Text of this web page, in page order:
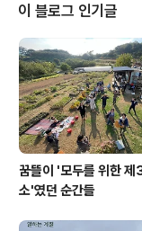
또 이야기를 나누고 싶다'는
았는지 모르실거에요. 말씀
의 고민과 경험을 계속 이
기1; 비마이너 박정수 기자
예전에 노들텃밭에서 장애
경험이 있..
이 블로그 인기글
꿈뜰이 '모두를 위한 제
소'였던 순간들